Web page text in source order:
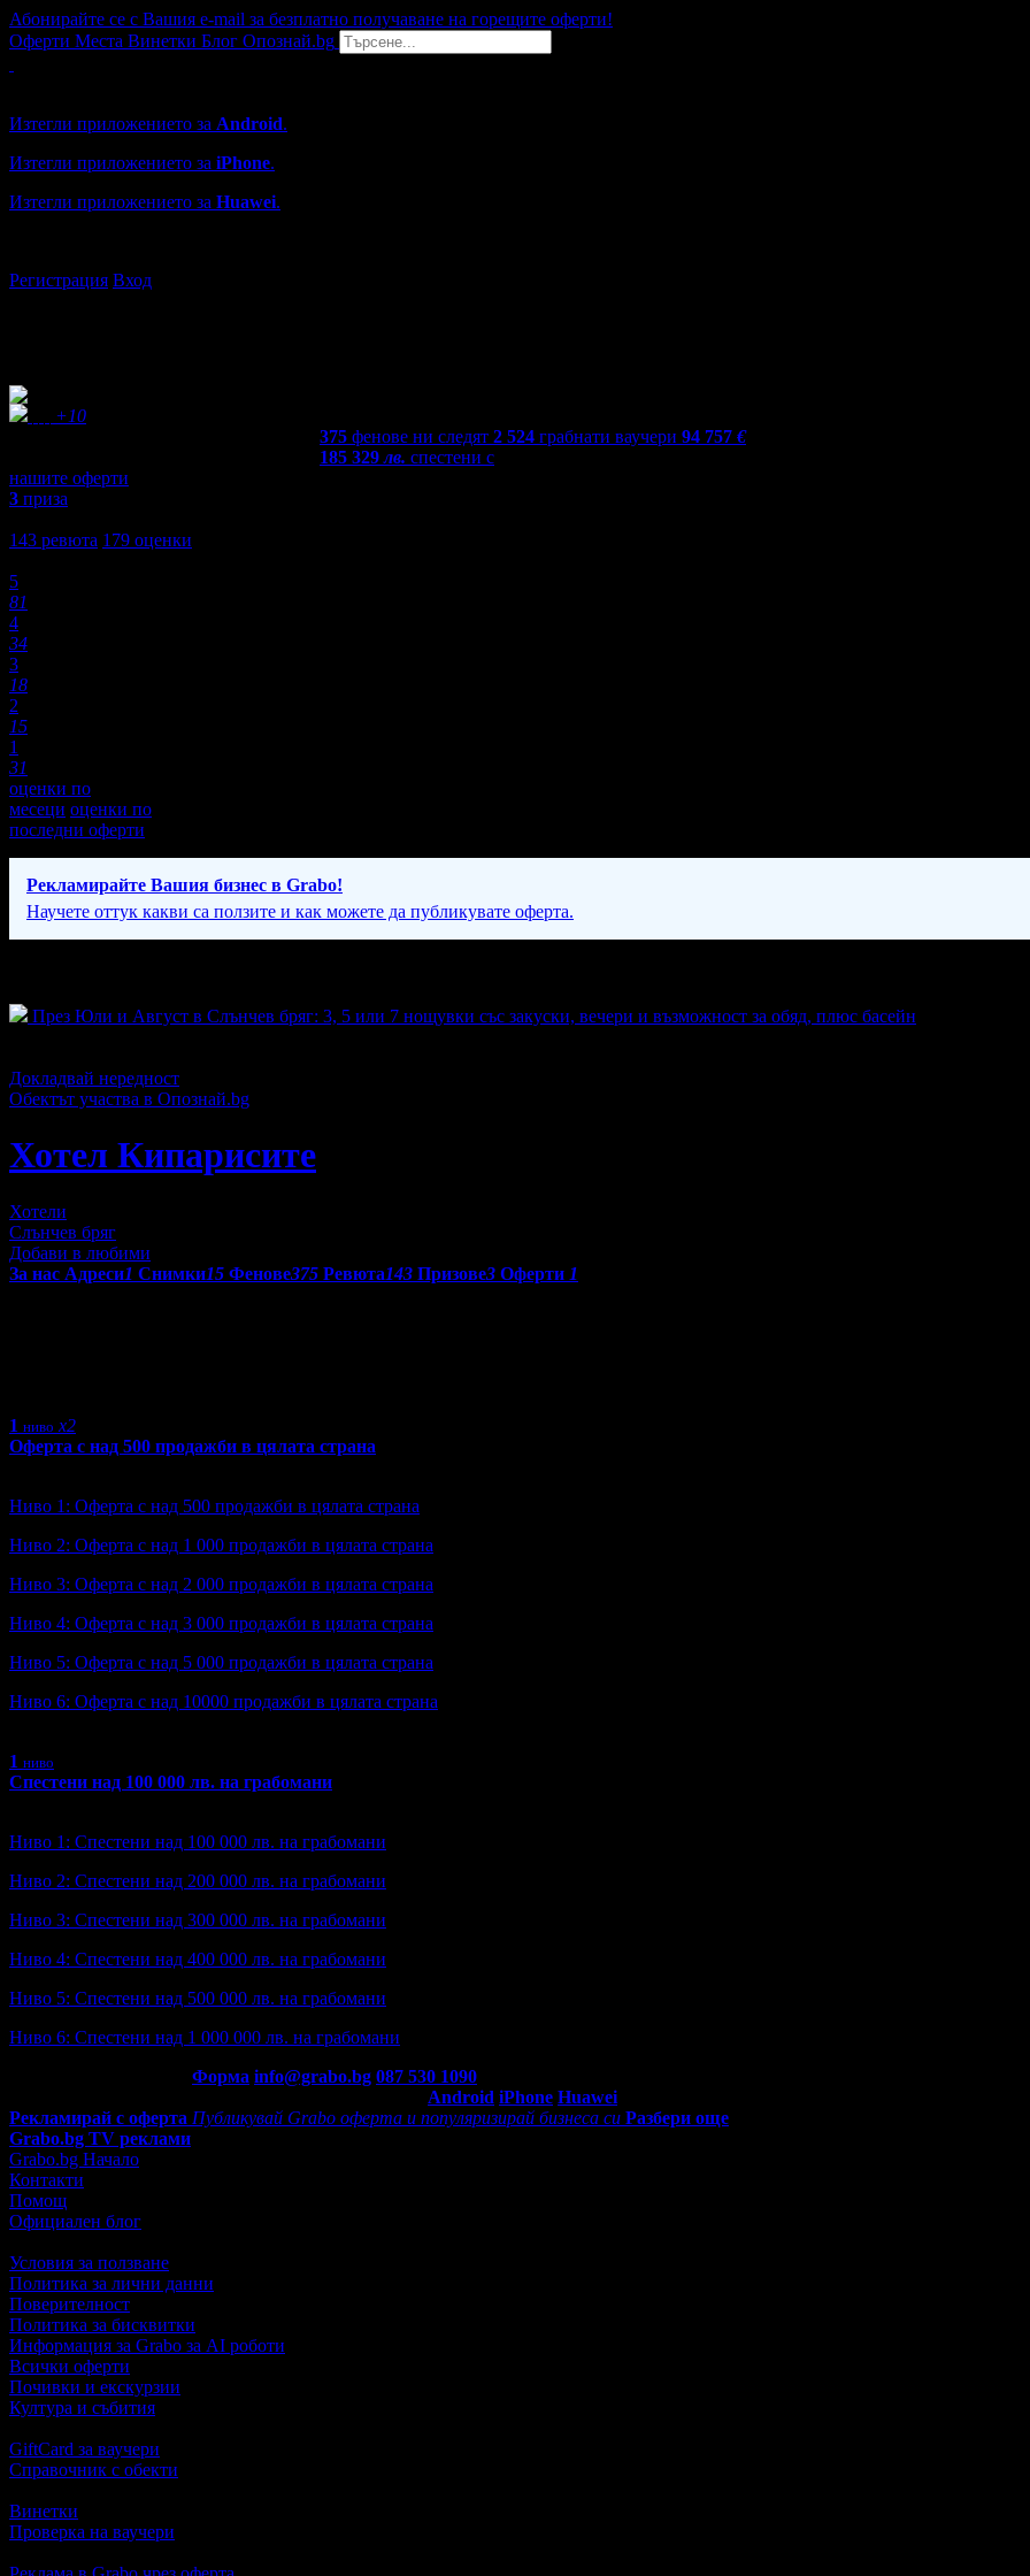
Абонирайте се с Вашия e-mail за безплатно получаване на горещите оферти!
Оферти Места Винетки Блог Опознай.bg
Изтегли приложението за Android.
Изтегли приложението за iPhone.
Изтегли приложението за Huawei.
Регистрация Вход
+10
375 фенове ни следят 2 524 грабнати ваучери 94 757 €
185 329лв. спестени с
нашите оферти
3 приза
143 ревюта 179 оценки
5
81
4
34
3
18
2
15
1
31
оценки по
месеци оценки по
последни оферти
Рекламирайте Вашия бизнес в Grabo!
Научете оттук какви са ползите и как можете да публикувате оферта.
През Юли и Август в Слънчев бряг: 3, 5 или 7 нощувки със закуски, вечери и възможност за обяд, плюс басейн
Докладвай нередност
Обектът участва в Опознай.bg
Хотел Кипарисите
Хотели
Слънчев бряг
Добави в любими
За нас Адреси1 Снимки15 Фенове375 Ревюта143 Призове3 Оферти 1
1 ниво x2
Оферта с над 500 продажби в цялата страна
Ниво 1: Оферта с над 500 продажби в цялата страна
Ниво 2: Оферта с над 1 000 продажби в цялата страна
Ниво 3: Оферта с над 2 000 продажби в цялата страна
Ниво 4: Оферта с над 3 000 продажби в цялата страна
Ниво 5: Оферта с над 5 000 продажби в цялата страна
Ниво 6: Оферта с над 10000 продажби в цялата страна
1 ниво
Спестени над 100 000 лв. на грабомани
Ниво 1: Спестени над 100 000 лв. на грабомани
Ниво 2: Спестени над 200 000 лв. на грабомани
Ниво 3: Спестени над 300 000 лв. на грабомани
Ниво 4: Спестени над 400 000 лв. на грабомани
Ниво 5: Спестени над 500 000 лв. на грабомани
Ниво 6: Спестени над 1 000 000 лв. на грабомани
Форма info@grabo.bg 087 530 1090
Android iPhone Huawei
Рекламирай с оферта Публикувай Grabo оферта и популяризирай бизнеса си Разбери още
Grabo.bg TV реклами
Grabo.bg Начало
Контакти
Помощ
Официален блог
Условия за ползване
Политика за лични данни
Поверителност
Политика за бисквитки
Информация за Grabo за AI роботи
Всички оферти
Почивки и екскурзии
Култура и събития
GiftCard за ваучери
Справочник с обекти
Винетки
Проверка на ваучери